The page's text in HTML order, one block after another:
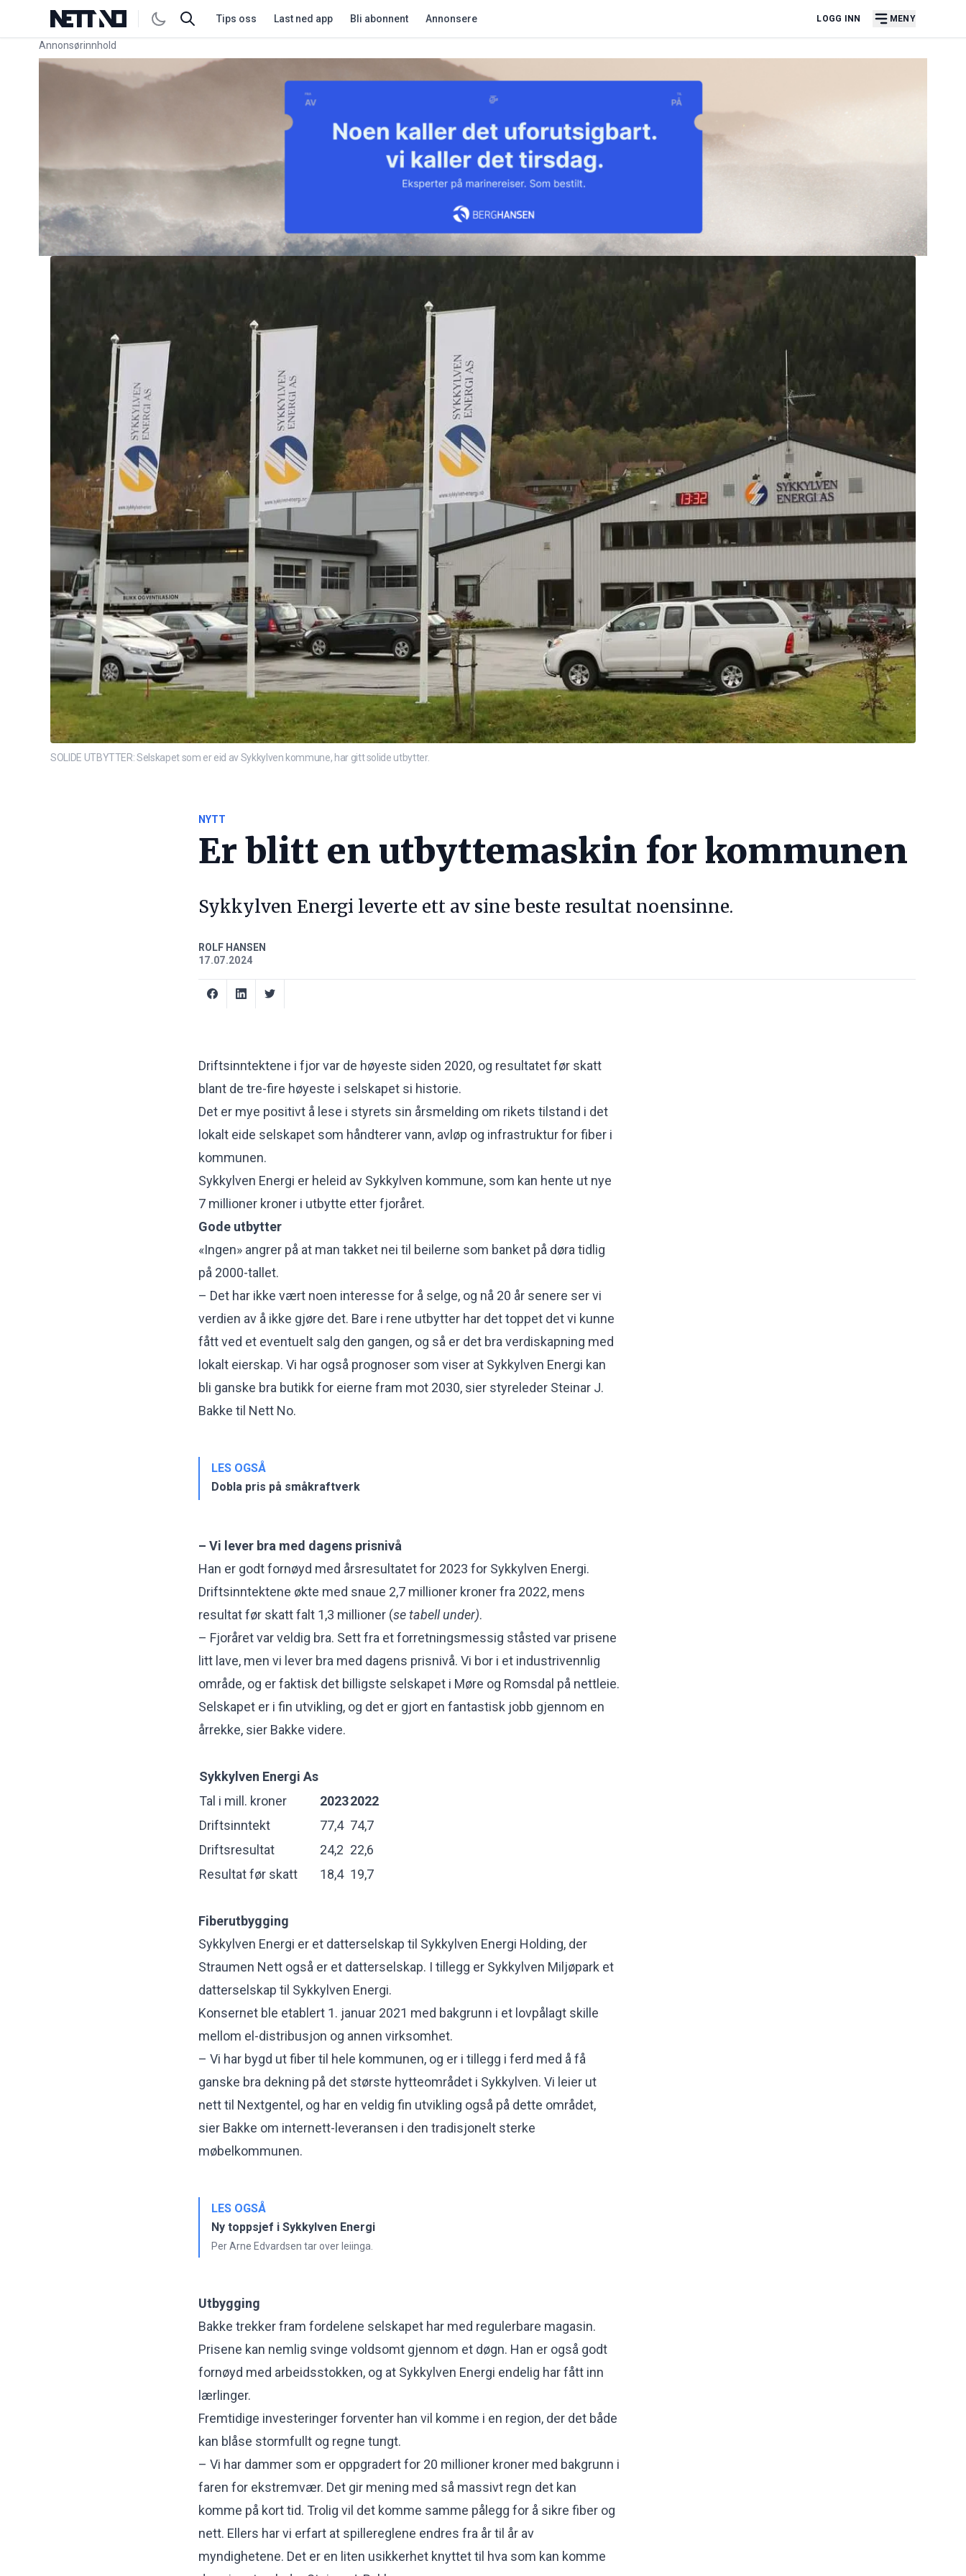
Tips oss Last ned app Bli abonnent Annonsere LOGG INN MENY
Annonsørinnhold
Link for annonse
SOLIDE UTBYTTER: Selskapet som er eid av Sykkylven kommune, har gitt solide utbytter.
NYTT
Er blitt en utbyttemaskin for kommunen
Sykkylven Energi leverte ett av sine beste resultat noensinne.
ROLF HANSEN
17.07.2024
Driftsinntektene i fjor var de høyeste siden 2020, og resultatet før skatt
blant de tre-fire høyeste i selskapet si historie.
Det er mye positivt å lese i styrets sin årsmelding om rikets tilstand i det
lokalt eide selskapet som håndterer vann, avløp og infrastruktur for fiber i
kommunen.
Sykkylven Energi er heleid av Sykkylven kommune, som kan hente ut nye
7 millioner kroner i utbytte etter fjoråret.
Gode utbytter
«Ingen» angrer på at man takket nei til beilerne som banket på døra tidlig
på 2000-tallet.
– Det har ikke vært noen interesse for å selge, og nå 20 år senere ser vi
verdien av å ikke gjøre det. Bare i rene utbytter har det toppet det vi kunne
fått ved et eventuelt salg den gangen, og så er det bra verdiskapning med
lokalt eierskap. Vi har også prognoser som viser at Sykkylven Energi kan
bli ganske bra butikk for eierne fram mot 2030, sier styreleder Steinar J.
Bakke til Nett No.
LES OGSÅ
Dobla pris på småkraftverk
– Vi lever bra med dagens prisnivå
Han er godt fornøyd med årsresultatet for 2023 for Sykkylven Energi.
Driftsinntektene økte med snaue 2,7 millioner kroner fra 2022, mens
resultat før skatt falt 1,3 millioner (se tabell under).
– Fjoråret var veldig bra. Sett fra et forretningsmessig ståsted var prisene
litt lave, men vi lever bra med dagens prisnivå. Vi bor i et industrivennlig
område, og er faktisk det billigste selskapet i Møre og Romsdal på nettleie.
Selskapet er i fin utvikling, og det er gjort en fantastisk jobb gjennom en
årrekke, sier Bakke videre.
Sykkylven Energi As
Tal i mill. kroner
20232022
Driftsinntekt
77,4 74,7
Driftsresultat
24,2 22,6
Resultat før skatt
18,4 19,7
Fiberutbygging
Sykkylven Energi er et datterselskap til Sykkylven Energi Holding, der
Straumen Nett også er et datterselskap. I tillegg er Sykkylven Miljøpark et
datterselskap til Sykkylven Energi.
Konsernet ble etablert 1. januar 2021 med bakgrunn i et lovpålagt skille
mellom el-distribusjon og annen virksomhet.
– Vi har bygd ut fiber til hele kommunen, og er i tillegg i ferd med å få
ganske bra dekning på det største hytteområdet i Sykkylven. Vi leier ut
nett til Nextgentel, og har en veldig fin utvikling også på dette området,
sier Bakke om internett-leveransen i den tradisjonelt sterke
møbelkommunen.
LES OGSÅ
Ny toppsjef i Sykkylven Energi
Per Arne Edvardsen tar over leiinga.
Utbygging
Bakke trekker fram fordelene selskapet har med regulerbare magasin.
Prisene kan nemlig svinge voldsomt gjennom et døgn. Han er også godt
fornøyd med arbeidsstokken, og at Sykkylven Energi endelig har fått inn
lærlinger.
Fremtidige investeringer forventer han vil komme i en region, der det både
kan blåse stormfullt og regne tungt.
– Vi har dammer som er oppgradert for 20 millioner kroner med bakgrunn i
faren for ekstremvær. Det gir mening med så massivt regn det kan
komme på kort tid. Trolig vil det komme samme pålegg for å sikre fiber og
nett. Ellers har vi erfart at spillereglene endres fra år til år av
myndighetene. Det er en liten usikkerhet knyttet til hva som kan komme